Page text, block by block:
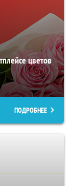
цветов
ПОДРОБНЕЕ